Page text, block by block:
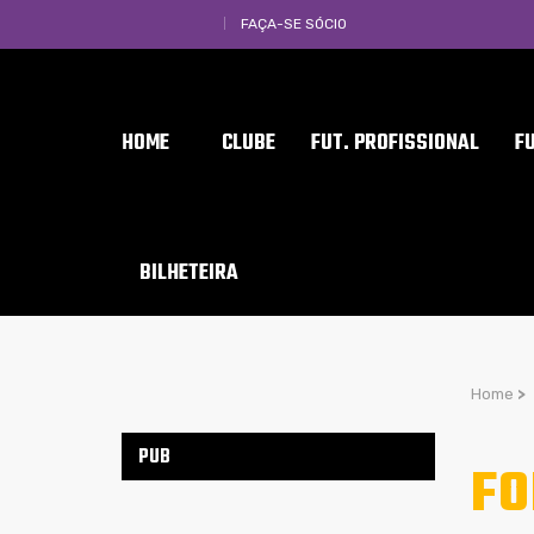
FAÇA-SE SÓCIO
HOME CLUBE FUT. PROFISSIONAL
BILHETEIRA
Home >
PUB